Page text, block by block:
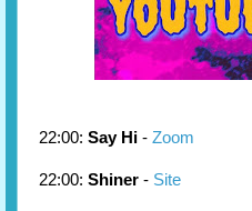
22:00: Say Hi - Zoom
22:00: Shiner - Site